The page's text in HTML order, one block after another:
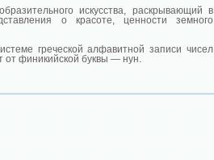
искусства, раскрывающий в
о красоте, ценности земного
греческой алфавитной записи чисел
от финикийской буквы — нун.